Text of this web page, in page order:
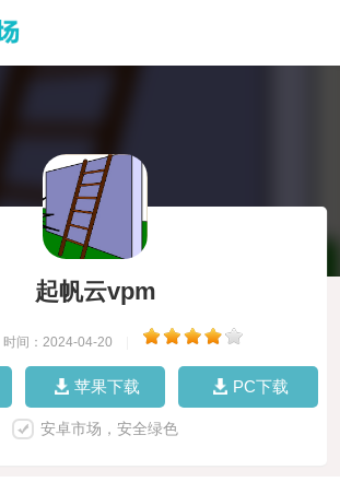
起帆云vpm
时间：2024-04-20
苹果下载 PC下载
安卓市场，安全绿色